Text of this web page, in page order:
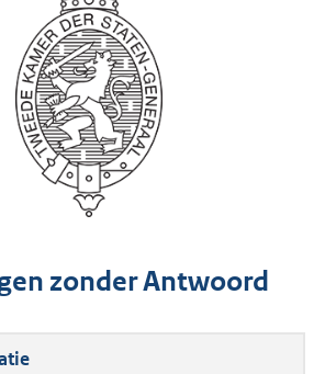
zonder Antwoord